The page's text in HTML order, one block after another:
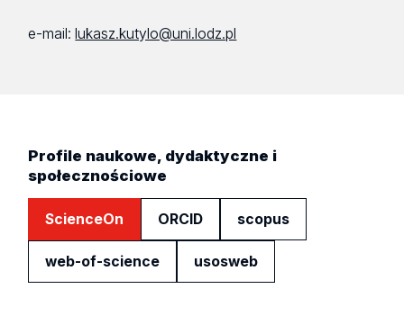
e-mail: lukasz.kutylo@uni.lodz.pl
Profile naukowe, dydaktyczne i
społecznościowe
ScienceOn ORCID scopus
web-of-science usosweb